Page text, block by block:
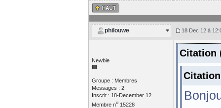
philouwe 18 Dec 12 à
Newbie
Groupe : Membres
Messages : 2
Inscrit : 18-December 12
Membre no15228
Citation